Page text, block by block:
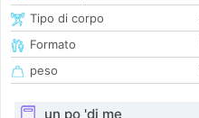
Tipo di corpo
Formato
peso
un po 'di me